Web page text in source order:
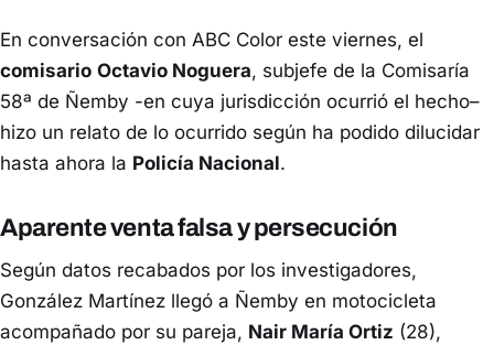
En conversación con ABC Color este viernes, el
comisario Octavio Noguera, subjefe de la Comisaría
58ª de Ñemby -en cuya jurisdicción ocurrió el hecho–
hizo un relato de lo ocurrido según ha podido dilucidar
hasta ahora la Policía Nacional.
Aparente venta falsa y persecución
Según datos recabados por los investigadores,
González Martínez llegó a Ñemby en motocicleta
acompañado por su pareja, Nair María Ortiz (28),